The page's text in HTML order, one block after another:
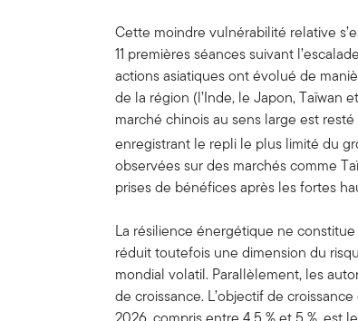
Cette moindre vulnérabilité relative
11 premières séances suivant
actions asiatiques ont évolué de
de la région (l’Inde, le Japon, Taïwan
marché chinois au sens large est
enregistrant le repli le plus limité du
observées sur des marchés comme
prises de bénéfices après les fortes
La résilience énergétique ne
réduit toutefois une dimension du
mondial volatil. Parallèlement, les
de croissance. L’objectif de